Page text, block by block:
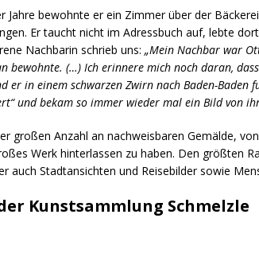
Jahre bewohnte er ein Zimmer über der
Er taucht nicht im Adressbuch auf, lebte
Nachbarin schrieb uns: „Mein Nachbar war
bewohnte. (…) Ich erinnere mich noch daran,
er in einem schwarzen Zwirn nach Baden-Baden
und bekam so immer wieder mal ein Bild von
großen Anzahl an nachweisbaren Gemälde,
Werk hinterlassen zu haben. Den größten
auch Stadtansichten und Reisebilder sowie
Kunstsammlung Schmelzle